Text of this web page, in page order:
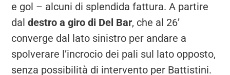
e gol – alcuni di splendida fattura. A partire
daldestro a giro di Del Bar, che al 26’
converge dal lato sinistro per andare a
spolverare l’incrocio dei pali sul lato opposto,
senza possibilità di intervento per Battistini.